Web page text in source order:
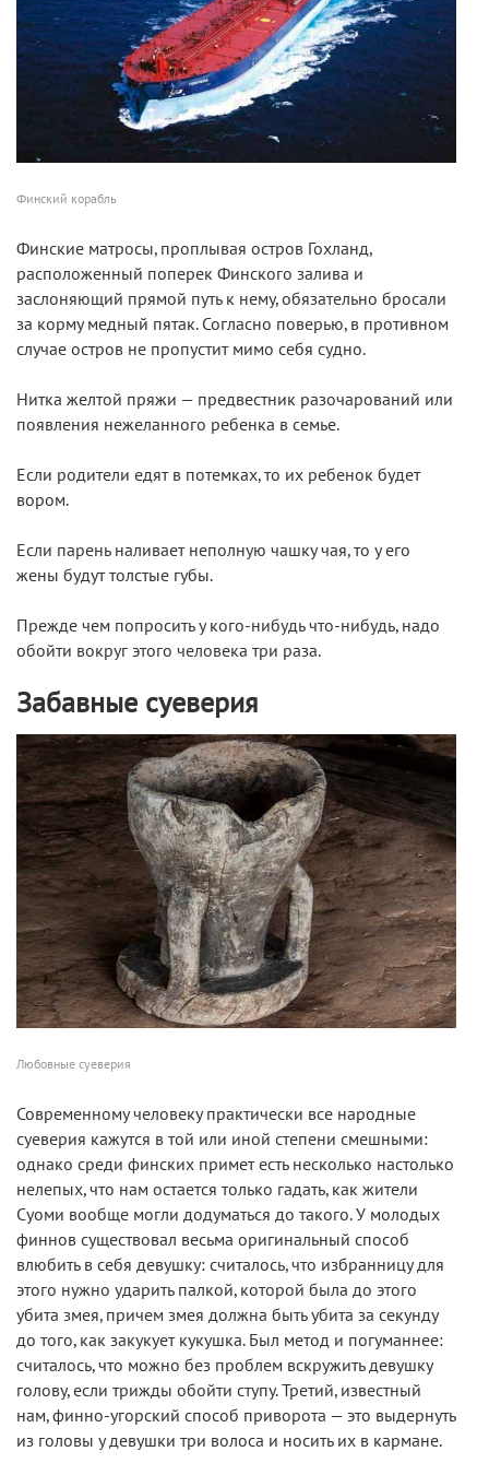
Финский корабль
Финские матросы, проплывая остров Гохланд,
расположенный поперек Финского залива и
заслоняющий прямой путь к нему, обязательно бросали
за корму медный пятак. Согласно поверью, в противном
случае остров не пропустит мимо себя судно.
Нитка желтой пряжи — предвестник разочарований или
появления нежеланного ребенка в семье.
Если родители едят в потемках, то их ребенок будет
вором.
Если парень наливает неполную чашку чая, то у его
жены будут толстые губы.
Прежде чем попросить у кого-нибудь что-нибудь, надо
обойти вокруг этого человека три раза.
Забавные суеверия
Любовные суеверия
Современному человеку практически все народные
суеверия кажутся в той или иной степени смешными:
однако среди финских примет есть несколько настолько
нелепых, что нам остается только гадать, как жители
Суоми вообще могли додуматься до такого. У молодых
финнов существовал весьма оригинальный способ
влюбить в себя девушку: считалось, что избранницу для
этого нужно ударить палкой, которой была до этого
убита змея, причем змея должна быть убита за секунду
до того, как закукует кукушка. Был метод и погуманнее:
считалось, что можно без проблем вскружить девушку
голову, если трижды обойти ступу. Третий, известный
нам, финно-угорский способ приворота — это выдернуть
из головы у девушки три волоса и носить их в кармане.